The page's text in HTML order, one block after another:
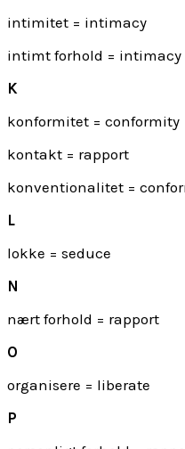
intimitet = intimacy
intimt forhold = intimacy
K
konformitet = conformity
kontakt = rapport
konventionalitet =
L
lokke = seduce
N
nært forhold = rapport
O
organisere = liberate
P